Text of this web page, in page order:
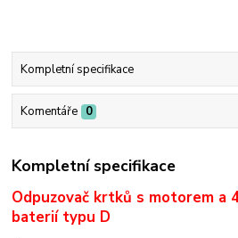
Kompletní specifikace
Komentáře 0
Kompletní specifikace
Odpuzovač krtků s motorem a
baterií typu D